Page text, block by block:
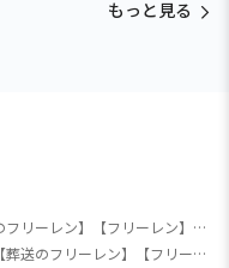
もっと見る
【葬送のフリーレン】【フリーレン】葬送のフリーレン FIGURIZMα “フリーレン”～魔法の高み～
【葬送のフリーレン】【フリーレン】葬送のフリーレン FIGURIZMα “フリーレン”～魔法の高み～